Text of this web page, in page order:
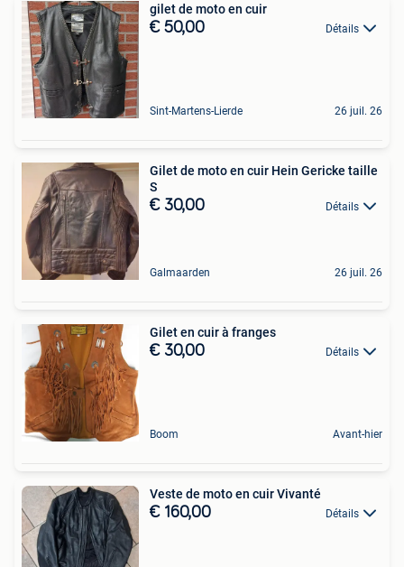
gilet de moto en cuir
€ 50,00 Détails
Sint-Martens-Lierde 26 juil. 26
Gilet de moto en cuir Hein Gericke taille
S
€ 30,00 Détails
Galmaarden 26 juil. 26
Gilet en cuir à franges
€ 30,00 Détails
Boom Avant-hier
Veste de moto en cuir Vivanté
€ 160,00 Détails